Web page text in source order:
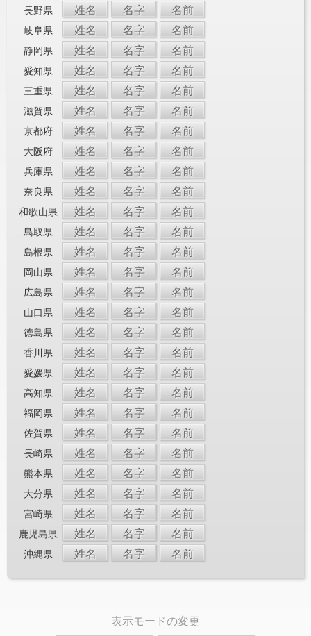
長野県 姓名 名字 名前
岐阜県 姓名 名字 名前
静岡県 姓名 名字 名前
愛知県 姓名 名字 名前
三重県 姓名 名字 名前
滋賀県 姓名 名字 名前
京都府 姓名 名字 名前
大阪府 姓名 名字 名前
兵庫県 姓名 名字 名前
奈良県 姓名 名字 名前
和歌山県 姓名 名字 名前
鳥取県 姓名 名字 名前
島根県 姓名 名字 名前
岡山県 姓名 名字 名前
広島県 姓名 名字 名前
山口県 姓名 名字 名前
徳島県 姓名 名字 名前
香川県 姓名 名字 名前
愛媛県 姓名 名字 名前
高知県 姓名 名字 名前
福岡県 姓名 名字 名前
佐賀県 姓名 名字 名前
長崎県 姓名 名字 名前
熊本県 姓名 名字 名前
大分県 姓名 名字 名前
宮崎県 姓名 名字 名前
鹿児島県 姓名 名字 名前
沖縄県 姓名 名字 名前
表示モードの変更